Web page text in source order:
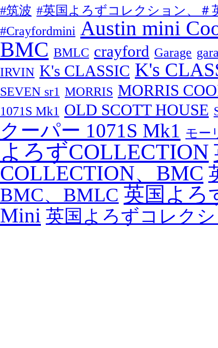
#筑波 #英国よろずコレクション、＃
#Crayfordmini Austin mini
BMC BMLC crayford Garage
IRVIN K's CLASSIC K's
SEVEN sr1 MORRIS MORRIS
1071S Mk1 OLD SCOTT HOUSE
クーパー 1071S Mk1 モー
よろずCOLLECTION
COLLECTION、BMC
BMC、BMLC 英国よろ
Mini 英国よろずコレク